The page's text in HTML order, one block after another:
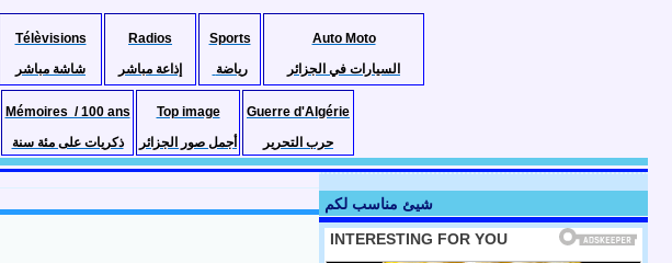
Télèvisions
شاشة مباشر
Radios
إذاعة مباشر
Sports
رياضة
Auto Moto
السيارات في الجزائر
Mémoires / 100 ans
ذكريات على مئة سنة
Top image
أجمل صور الجزائر
Guerre d'Algérie
حرب التحرير
شيئ مناسب لكم